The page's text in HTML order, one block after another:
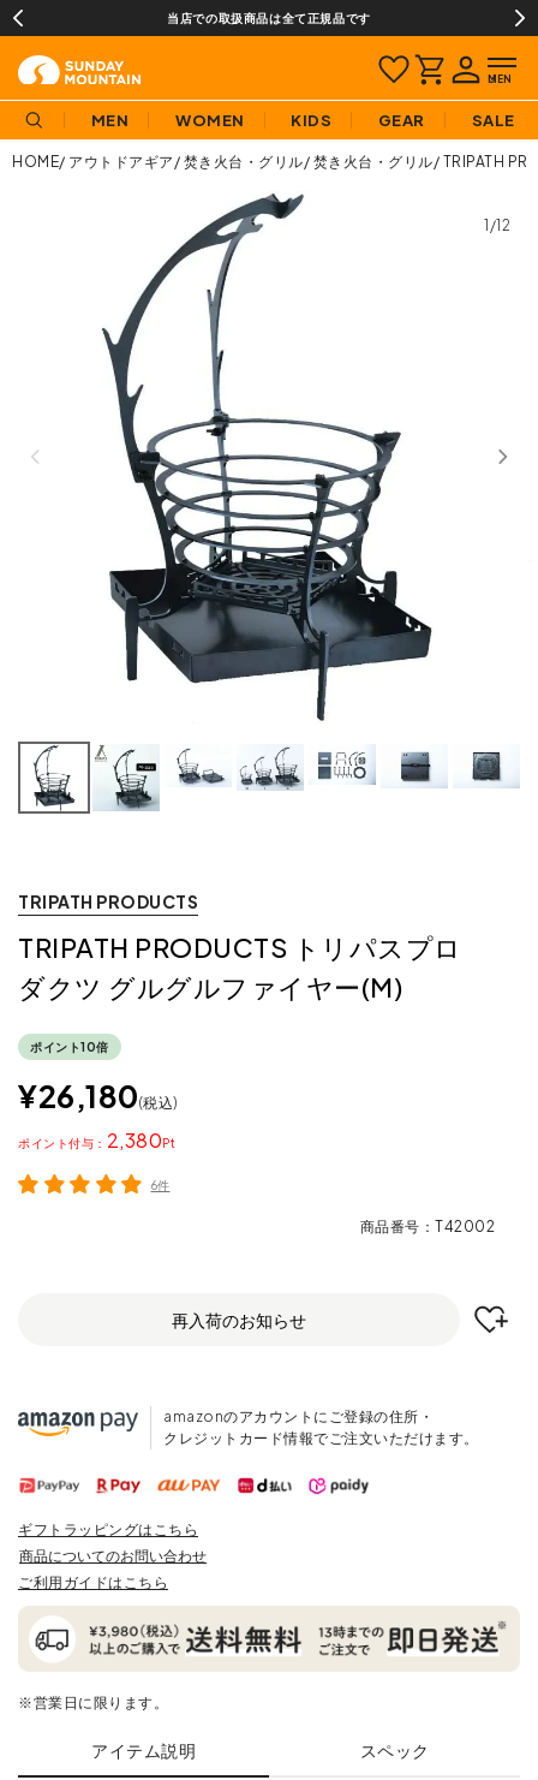
当店での取扱商品は全て正規品です
MEN WOMEN KIDS GEAR SALE
HOME アウトドアギア 焚き火台・グリル 焚き火台・グリル TRIPATH
1/12
TRIPATH PRODUCTS
TRIPATH PRODUCTS トリパスプロ
ダクツ グルグルファイヤー(M)
ポイント10倍
¥26,180 税込
2,380
ポイント
6件
商品番号 T42002
再入荷のお知らせ
amazonのアカウントにご登録の住所・
クレジットカード情報でご注文いただけます。
ギフトラッピングはこちら
商品についてのお問い合わせ
ご利用ガイドはこちら
※営業日に限ります。
アイテム説明 スペック